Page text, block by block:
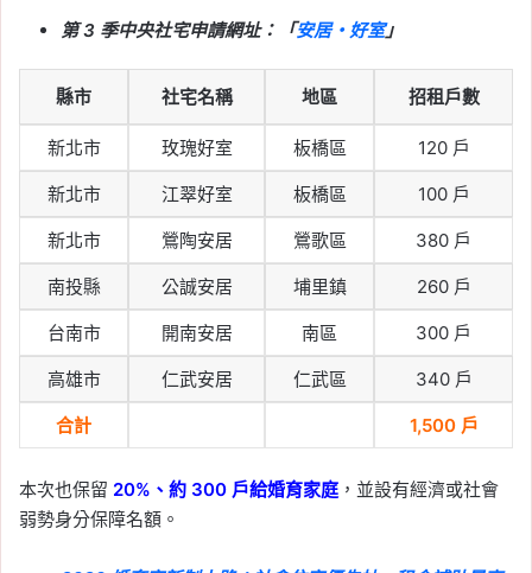
第 3 季中央社宅申請網址：「安居・好室」
縣市 社宅名稱 地區 招租戶數
新北市 玫瑰好室 板橋區 120 戶
新北市 江翠好室 板橋區 100 戶
新北市 鶯陶安居 鶯歌區 380 戶
南投縣 公誠安居 埔里鎮 260 戶
台南市 開南安居 南區 300 戶
高雄市 仁武安居 仁武區 340 戶
合計 1,500 戶
本次也保留 20%、約 300 戶給婚育家庭 ，並設有經濟或社會
弱勢身分保障名額。